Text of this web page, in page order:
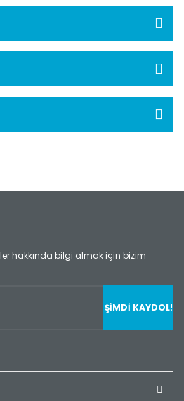
hakkında bilgi almak için bizim
ŞİMDİ KAYDOL!